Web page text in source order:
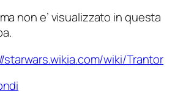
non e’ visualizzato in questa
starwars.wikia.com/wiki/Trantor